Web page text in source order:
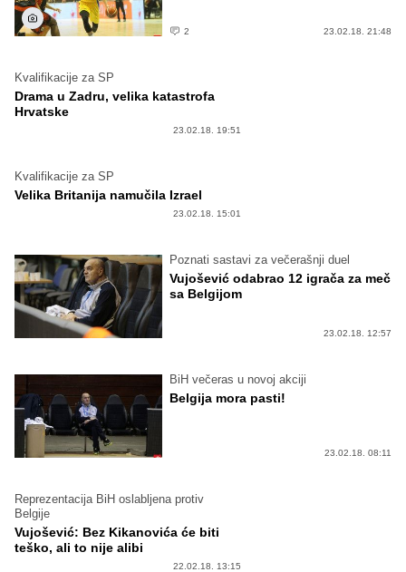
2 23.02.18. 21:48
Kvalifikacije za SP
Drama u Zadru, velika katastrofa
Hrvatske
23.02.18. 19:51
Kvalifikacije za SP
Velika Britanija namučila Izrael
23.02.18. 15:01
Poznati sastavi za večerašnji duel
Vujošević odabrao 12 igrača za meč
sa Belgijom
23.02.18. 12:57
BiH večeras u novoj akciji
Belgija mora pasti!
23.02.18. 08:11
Reprezentacija BiH oslabljena protiv
Belgije
Vujošević: Bez Kikanovića će biti
teško, ali to nije alibi
22.02.18. 13:15